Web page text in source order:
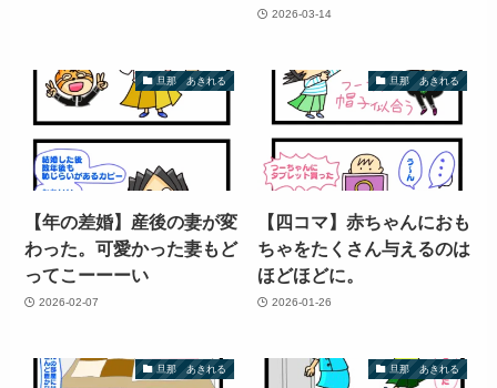
2026-03-14
旦那 あきれる
【年の差婚】産後の妻が変
わった。可愛かった妻もど
ってこーーーい
2026-02-07
旦那 あきれる
【四コマ】赤ちゃんにおも
ちゃをたくさん与えるのは
ほどほどに。
2026-01-26
旦那 あきれる 旦那 あきれる